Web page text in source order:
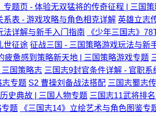
专题页 - 体验无双猛将的传奇征程 | 三国
系表 - 游戏攻略与角色相克详解 英雄立志
法详解与新手入门指南
《少年三国志》
世征途 征战三国 - 三国策略游戏玩法与新
疲惫感到策略新天地 | 三国策略游戏专题
国策略志 三国志9封官条件详解 - 官职
志专题 S2 曹操刘备战法搭配 三国志蜀志
史典故 | 三国人物专题 三国志11武将排
题
《三国志14》立绘艺术与角色图鉴